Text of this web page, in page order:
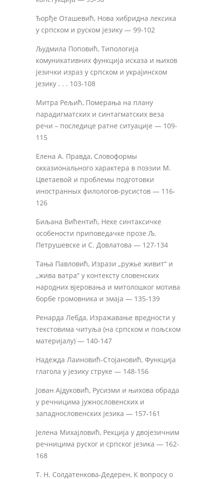
Ђорђе Оташевић, Нова хибридна лексика
у српском и руском језику — 99-102
Људмила Поповић, Типологија
комуникативних функција исказа и њихов
језички израз у српском и украјинском
језику . . . 103-108
Митра Рељић, Померања на плану
парадигматских и синтагматских веза
речи – последице ратне ситуације — 109-
115
Елена А. Правда, Словоформы
окказионального характера в поэзии М.
Цветаевой и проблемы подготовки
иностранных филологов-русистов — 116-
126
Биљана Вићентић, Неке синтаксичке
особености приповедачке прозе Љ.
Петрушевске и С. Довлатова — 127-134
Тања Павловић, Изрази „ружье живит“ и
„жива ватра“ у контексту словенских
народних вјеровања и митолошког мотива
борбе громовника и змаја — 135-139
Ренарда Лебда, Изражавање вредности у
текстовима читуља (на српском и пољском
материјалу) — 140-147
Надежда Лаиновић-Стојановић, Функција
глагола у језику струке — 148-156
Јован Ајдуковић, Русизми и њихова обрада
у речницима јужнословенских и
западнословенских језика — 157-161
Јелена Михајловић, Рекција у двојезичним
речницима руског и српског језика — 162-
168
Т. Н. Солдатенкова-Дедерен, К вопросу о